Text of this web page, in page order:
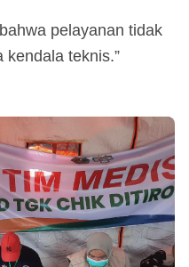
pelayanan tidak
kendala teknis.”